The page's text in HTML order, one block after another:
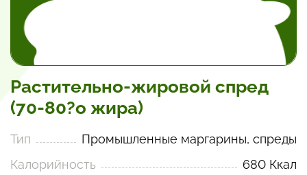
Растительно-жировой спред
(70-80?о жира)
Тип
Промышленные маргарины, спреды
Калорийность
680 Ккал